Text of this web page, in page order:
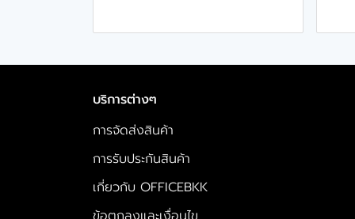
บริการต่างๆ
การจัดส่งสินค้า
การรับประกันสินค้า
เกี่ยวกับ OFFICEBKK